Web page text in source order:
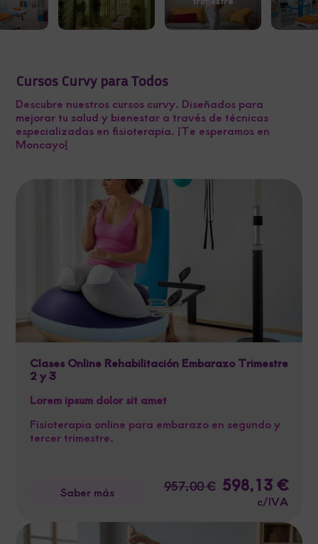
Cursos Curvy para Todos
Descubre nuestros cursos curvy. Diseñados para
mejorar tu salud y bienestar a través de técnicas
especializadas en fisioterapia. ¡Te esperamos en
Moncayo!
Clases Online Rehabilitación Embarazo Trimestre
2 y 3
Lorem ipsum dolor sit amet
Fisioterapia online para embarazo en segundo y
tercer trimestre.
Saber más 957,00€ El
precio
original
598,13 €El
es:
c/IVA